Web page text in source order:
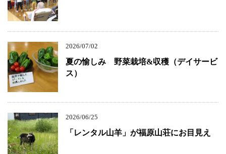
2026/07/02
夏の愉しみ 野菜栽培&収穫（デイサービ
ス）
2026/06/25
「レンタル山羊」が福原山荘にお目見え